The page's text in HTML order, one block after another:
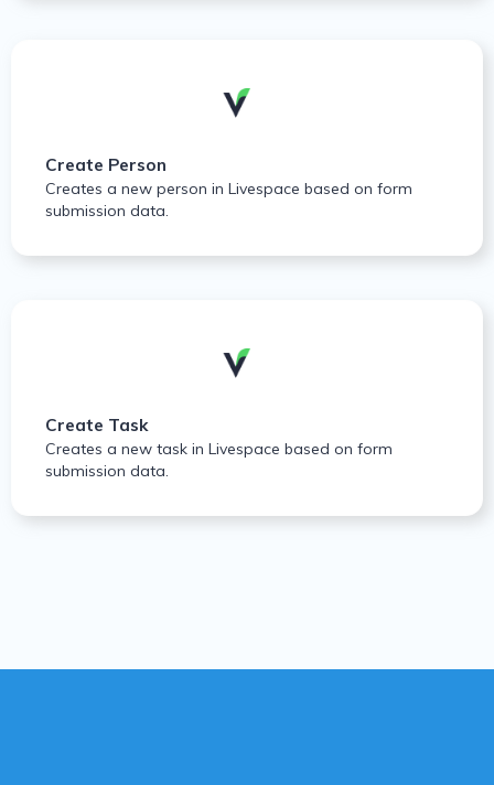
Create Person
Creates a new person in Livespace based on form
submission data.
Create Task
Creates a new task in Livespace based on form
submission data.